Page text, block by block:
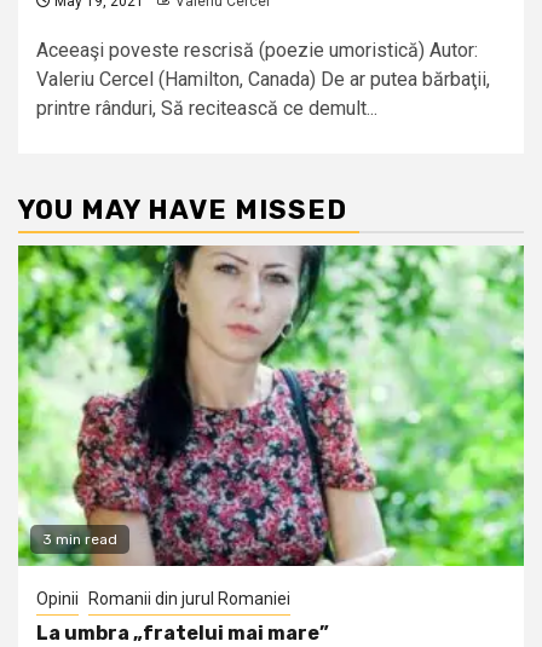
Aceeaşi poveste rescrisă (poezie umoristică) Autor:
Valeriu Cercel (Hamilton, Canada) De ar putea bărbaţii,
printre rânduri, Să recitească ce demult...
YOU MAY HAVE MISSED
3 min read
Opinii Romanii din jurul Romaniei
La umbra „fratelui mai mare”